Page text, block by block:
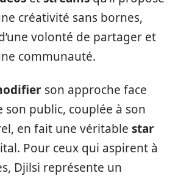
créativité sans bornes,
volonté de partager et
communauté.
son approche face
son public, couplée à son
en fait une véritable star
Pour ceux qui aspirent à
Djilsi représente un